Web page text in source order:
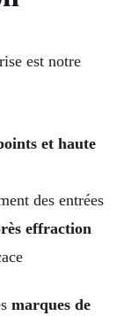
est notre
et haute
des entrées
effraction
marques de